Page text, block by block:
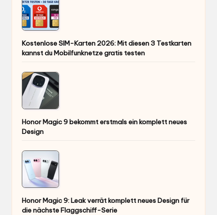
Kostenlose SIM-Karten 2026: Mit diesen 3 Testkarten
kannst du Mobilfunknetze gratis testen
Honor Magic 9 bekommt erstmals ein komplett neues
Design
Honor Magic 9: Leak verrät komplett neues Design für
die nächste Flaggschiff-Serie